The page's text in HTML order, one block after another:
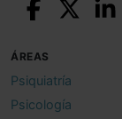
ÁREAS
Psiquiatría
Psicología